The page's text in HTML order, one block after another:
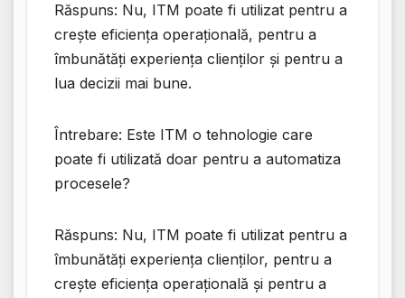
Răspuns: Nu, ITM poate fi utilizat pentru a
crește eficiența operațională, pentru a
îmbunătăți experiența clienților și pentru a
lua decizii mai bune.
Întrebare: Este ITM o tehnologie care
poate fi utilizată doar pentru a automatiza
procesele?
Răspuns: Nu, ITM poate fi utilizat pentru a
îmbunătăți experiența clienților, pentru a
crește eficiența operațională și pentru a